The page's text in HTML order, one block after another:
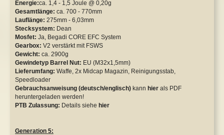
Anti Reversal Lever
Sonstige
Energie:ca. 1,4 - 1,5 Joule @ 0,20g
Gesamtlänge: ca. 700 - 770mm
Lauflänge: 275mm - 6,03mm
Stecksystem: Dean
Mosfet: Ja, Begadi CORE EFC System
Gearbox: V2 verstärkt mit FSWS
Gewicht: ca. 2900g
Gewindetyp Barrel Nut: EU (M32x1,5mm)
Lieferumfang: Waffe, 2x Midcap Magazin, Reinigungsstab,
Speedloader
Gebrauchsanweisung (deutsch/englisch) kann hier als PDF
heruntergeladen werden!
PTB Zulassung: Details siehe hier
Generation 5: